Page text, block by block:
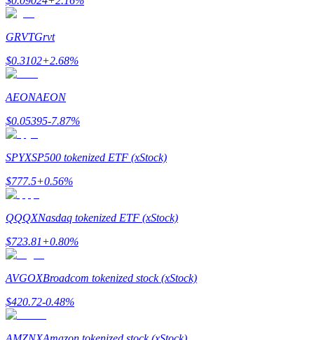
BTC Welcome Rewards
GRVTGrvt
$0.3102+2.68%
AEONAEON
$0.05395-7.87%
SPYXSP500 tokenized ETF (xStock)
$777.5+0.56%
QQQXNasdaq tokenized ETF (xStock)
$723.81+0.80%
AVGOXBroadcom tokenized stock (xStock)
$420.72-0.48%